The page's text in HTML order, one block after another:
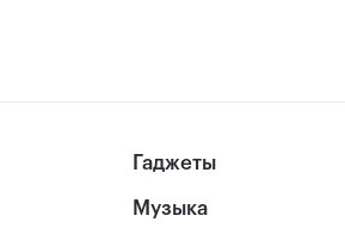
Гаджеты
Музыка